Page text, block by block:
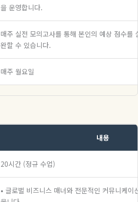
을 운영합니다.
매주 실전 모의고사를 통해 본인의 예상 점수를
완할 수 있습니다.
매주 월요일
내용
20시간 (정규 수업)
• 글로벌 비즈니스 매너와 전문적인 커뮤니케이